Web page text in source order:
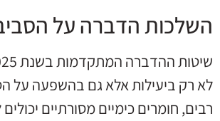
השלכות הדברה על
לא רק ביעילות אלא גם בהשפעה על
רבים, חומרים כימיים מסורתיים